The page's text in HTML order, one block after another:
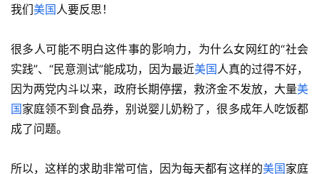
我们美国人要反思！
很多人可能不明白这件事的影响力，为什么女网红的“社会
实践”、“民意测试”能成功，因为最近美国人真的过得不好，
因为两党内斗以来，政府长期停摆，救济金不发放，大量美
国家庭领不到食品券，别说婴儿奶粉了，很多成年人吃饭都
成了问题。
所以，这样的求助非常可信，因为每天都有这样的美国家庭